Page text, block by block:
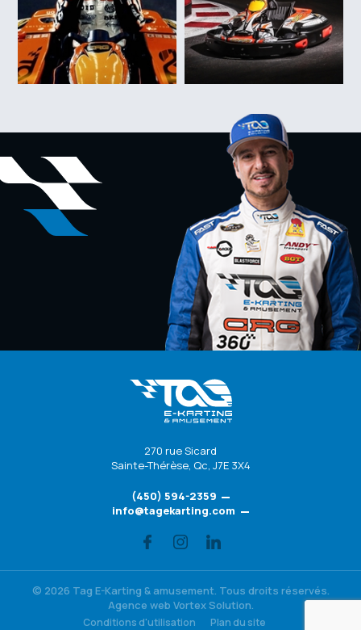
270 rue Sicard
Sainte-Thérèse, Qc, J7E 3X4
(450) 594-2359
info@tagekarting.com
© 2026 Tag E-Karting & amusement. Tous droits réservés.
Agence web Vortex Solution.
Conditions d'utilisation Plan du site